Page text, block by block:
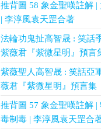
推背圖 58 象金聖嘆註解 |
| 李淳風袁天罡合著
法輪功鬼扯高智晟 : 笑話
紫薇君『紫微星明』預言
紫薇聖人高智晟 : 笑話亞
薇君『紫微星明』預言集
推背圖 57 象金聖嘆註解 |
毒制毒 | 李淳風袁天罡合